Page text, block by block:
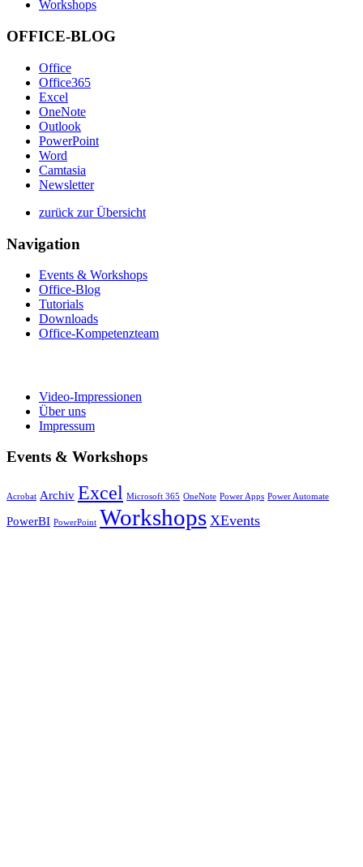
Workshops
OFFICE-BLOG
Office
Office365
Excel
OneNote
Outlook
PowerPoint
Word
Camtasia
Newsletter
zurück zur Übersicht
Navigation
Events & Workshops
Office-Blog
Tutorials
Downloads
Office-Kompetenzteam
Video-Impressionen
Über uns
Impressum
Events & Workshops
Acrobat Archiv Excel Microsoft 365 OneNote Power Apps Power Automate
PowerBI PowerPoint Workshops XEvents